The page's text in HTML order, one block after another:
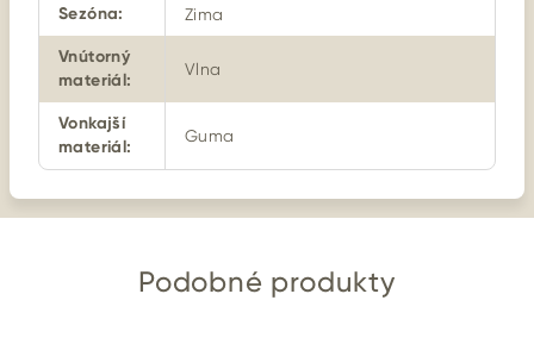
Sezóna: Zima
Vnútorný
materiál:
Vlna
Vonkajší
materiál:
Guma
Podobné produkty